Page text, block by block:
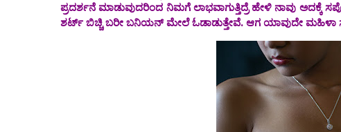
ಪ್ರದರ್ಶನೆ ಮಾಡುವುದರಿಂದ ನಿಮಗೆ ಲಾಭವಾಗುತ್ತಿದ್ರೆ ಹೇಳಿ ನಾವು ಅದಕ್ಕೆ
ಶರ್ಟ್ ಬಿಚ್ಚಿ ಬರೀ ಬನಿಯನ್ ಮೇಲೆ ಓಡಾಡುತ್ತೇವೆ. ಆಗ ಯಾವುದೇ ಮಹಿಳಾ